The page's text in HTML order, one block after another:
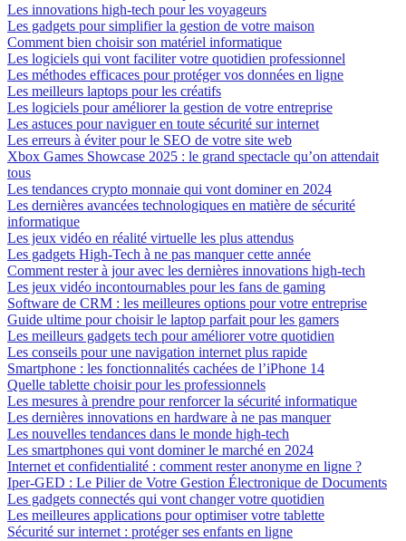
Les innovations high-tech pour les voyageurs
Les gadgets pour simplifier la gestion de votre maison
Comment bien choisir son matériel informatique
Les logiciels qui vont faciliter votre quotidien professionnel
Les méthodes efficaces pour protéger vos données en ligne
Les meilleurs laptops pour les créatifs
Les logiciels pour améliorer la gestion de votre entreprise
Les astuces pour naviguer en toute sécurité sur internet
Les erreurs à éviter pour le SEO de votre site web
Xbox Games Showcase 2025 : le grand spectacle qu’on attendait
tous
Les tendances crypto monnaie qui vont dominer en 2024
Les dernières avancées technologiques en matière de sécurité
informatique
Les jeux vidéo en réalité virtuelle les plus attendus
Les gadgets High-Tech à ne pas manquer cette année
Comment rester à jour avec les dernières innovations high-tech
Les jeux vidéo incontournables pour les fans de gaming
Software de CRM : les meilleures options pour votre entreprise
Guide ultime pour choisir le laptop parfait pour les gamers
Les meilleurs gadgets tech pour améliorer votre quotidien
Les conseils pour une navigation internet plus rapide
Smartphone : les fonctionnalités cachées de l’iPhone 14
Quelle tablette choisir pour les professionnels
Les mesures à prendre pour renforcer la sécurité informatique
Les dernières innovations en hardware à ne pas manquer
Les nouvelles tendances dans le monde high-tech
Les smartphones qui vont dominer le marché en 2024
Internet et confidentialité : comment rester anonyme en ligne ?
Iper-GED : Le Pilier de Votre Gestion Électronique de Documents
Les gadgets connectés qui vont changer votre quotidien
Les meilleures applications pour optimiser votre tablette
Sécurité sur internet : protéger ses enfants en ligne